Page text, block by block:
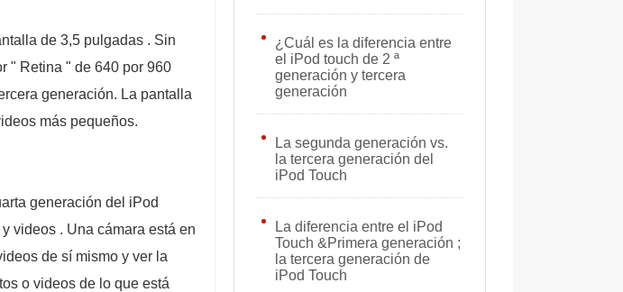
de 3,5 pulgadas . Sin
" Retina " de 640 por 960
generación. La pantalla
más pequeños.
generación del iPod
videos . Una cámara está en
de sí mismo y ver la
o videos de lo que está
¿Cuál es la diferencia entre
el iPod touch de 2 ª
generación y tercera
generación
La segunda generación vs.
la tercera generación del
iPod Touch
La diferencia entre el iPod
Touch &Primera generación ;
la tercera generación de
iPod Touch